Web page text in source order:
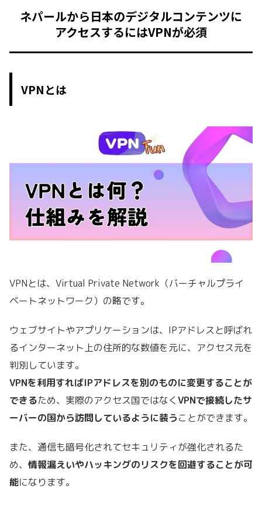
ネパールから日本のデジタルコンテンツに
アクセスするにはVPNが必須
VPNとは
VPNとは、Virtual Private Network（バーチャルプライ
ベートネットワーク）の略です。
ウェブサイトやアプリケーションは、IPアドレスと呼ばれ
るインターネット上の住所的な数値を元に、アクセス元を
判別しています。
VPNを利用すればIPアドレスを別のものに変更することが
できるため、 実際のアクセス国ではなくVPNで接続したサ
ーバーの国から訪問しているように装うことができます。
また、通信も暗号化されてセキュリティが強化されるた
め、 情報漏えいやハッキングのリスクを回避することが可
能になります。